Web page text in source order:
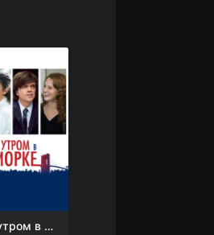
Этим утром в Нью-Йорке